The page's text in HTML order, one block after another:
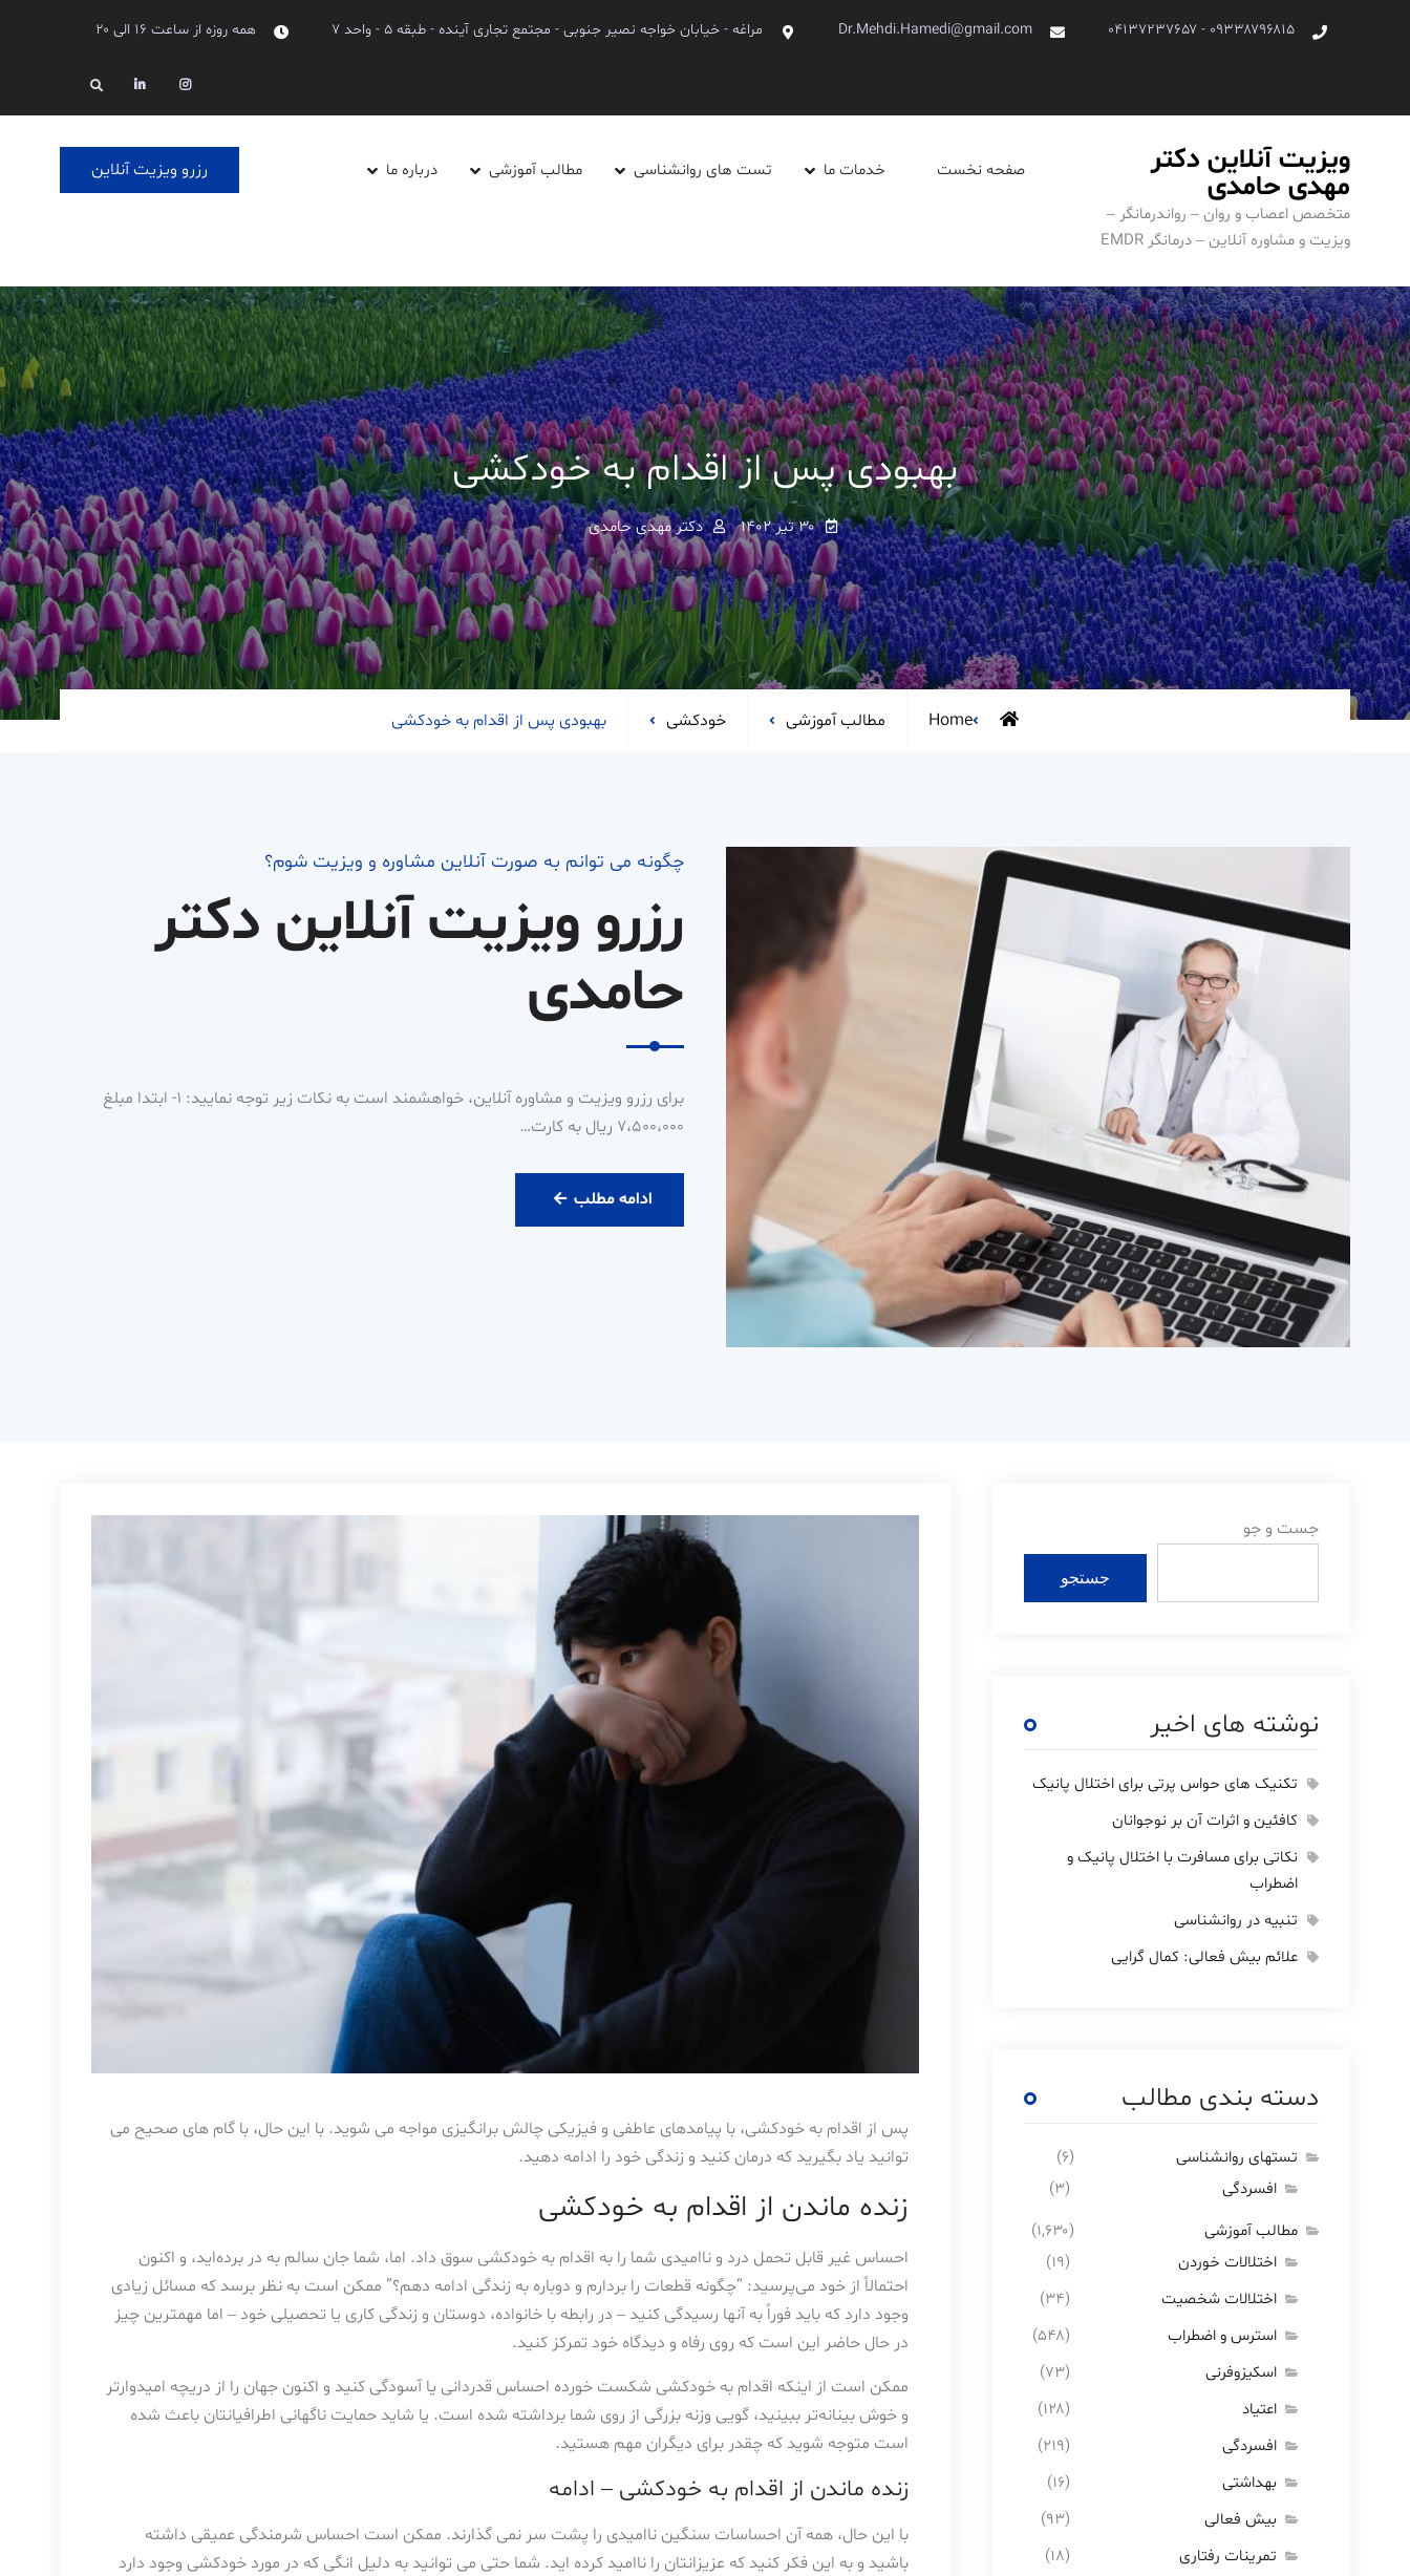
۰۹۳۳۸۷۹۶۸۱۵ - ۰۴۱۳۷۲۳۷۶۵۷ Dr.Mehdi.Hamedi@gmail.com مراغه - خیابان خواجه نصیر جنوبی - مجتمع تجاری آینده - طبقه ۵ - واحد ۷ همه روزه از ساعت ۱۶ الی ۲۰
Instagram
Linkedin
Search
ویزیت آنلاین دکتر
مهدی حامدی
متخصص اعصاب و روان – رواندرمانگر –
ویزیت و مشاوره آنلاین – درمانگر EMDR
صفحه نخست خدمات ما تست های روانشناسی مطالب آموزشی درباره ما رزرو ویزیت آنلاین
بهبودی پس از اقدام به خودکشی
۳۰ تیر ۱۴۰۲ دکتر مهدی حامدی
Home مطالب آموزشی خودکشی بهبودی پس از اقدام به خودکشی
چگونه می توانم به صورت آنلاین مشاوره و ویزیت شوم؟
رزرو ویزیت آنلاین دکتر
حامدی
برای رزرو ویزیت و مشاوره آنلاین، خواهشمند است به نکات زیر توجه نمایید: ۱- ابتدا مبلغ
۷،۵۰۰،۰۰۰ ریال به کارت…
ادامه مطلبرزرو
ویزیت
پس از اقدام به خودکشی، با پیامدهای عاطفی و فیزیکی چالش برانگیزی مواجه می شوید. با این حال، با گام های صحیح می
توانید یاد بگیرید که درمان کنید و زندگی خود را ادامه دهید.
زنده ماندن از اقدام به خودکشی
احساس غیر قابل تحمل درد و ناامیدی شما را به اقدام به خودکشی سوق داد. اما، شما جان سالم به در برده‌اید، و اکنون
احتمالاً از خود می‌پرسید: “چگونه قطعات را بردارم و دوباره به زندگی ادامه دهم؟” ممکن است به نظر برسد که مسائل زیادی
وجود دارد که باید فوراً به آنها رسیدگی کنید – در رابطه با خانواده، دوستان و زندگی کاری یا تحصیلی خود – اما مهمترین چیز
در حال حاضر این است که روی رفاه و دیدگاه خود تمرکز کنید.
ممکن است از اینکه اقدام به خودکشی شکست خورده احساس قدردانی یا آسودگی کنید و اکنون جهان را از دریچه امیدوارتر
و خوش بینانه‌تر ببینید، گویی وزنه بزرگی از روی شما برداشته شده است. یا شاید حمایت ناگهانی اطرافیانتان باعث شده
است متوجه شوید که چقدر برای دیگران مهم هستید.
زنده ماندن از اقدام به خودکشی – ادامه
با این حال، همه آن احساسات سنگین ناامیدی را پشت سر نمی گذارند. ممکن است احساس شرمندگی عمیقی داشته
باشید و به این فکر کنید که عزیزانتان را ناامید کرده اید. شما حتی می توانید به دلیل انگی که در مورد خودکشی وجود دارد
جست و جو
جستجو
نوشته های اخیر
تکنیک های حواس پرتی برای اختلال پانیک
کافئین و اثرات آن بر نوجوانان
نکاتی برای مسافرت با اختلال پانیک و
اضطراب
تنبیه در روانشناسی
علائم بیش فعالی: کمال گرایی
دسته بندی مطالب
تستهای روانشناسی
(۶)
افسردگی
(۳)
مطالب آموزشی
(۱,۶۳۰)
اختلالات خوردن
(۱۹)
اختلالات شخصیت
(۳۴)
استرس و اضطراب
(۵۴۸)
اسکیزوفرنی
(۷۳)
اعتیاد
(۱۲۸)
افسردگی
(۲۱۹)
بهداشتی
(۱۶)
بیش فعالی
(۹۳)
تمرینات رفتاری
(۱۸)